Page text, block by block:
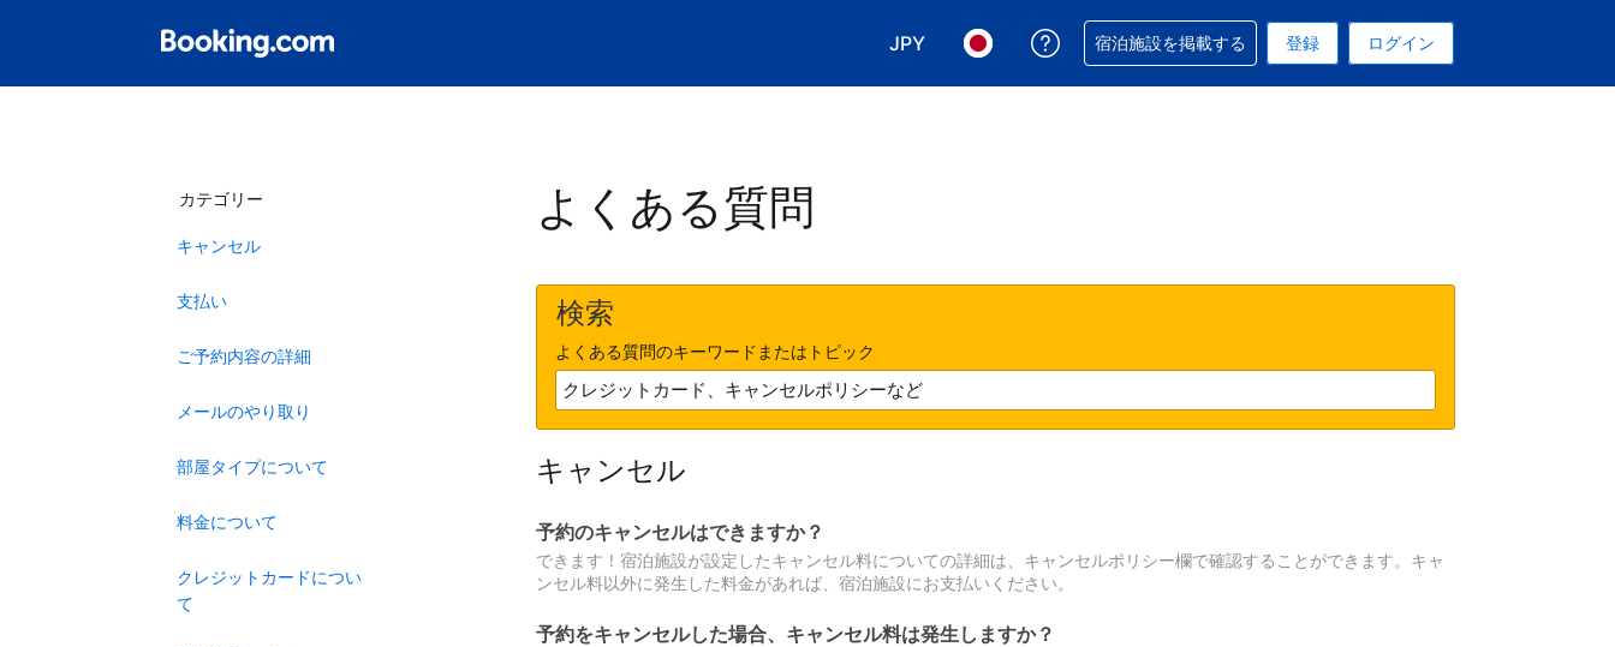
JPY
表示通貨を選択. 現在選択中の表示通貨は円です
言語を選択. 現在選択中の言語は日本語です
予約に関するサポートを受けられます
宿泊施設を掲載する 登録 ログイン
カテゴリー
キャンセル
支払い
ご予約内容の詳細
メールのやり取り
部屋タイプについて
料金について
クレジットカードについ
て
よくある質問
検索
よくある質問のキーワードまたはトピック
キャンセル
予約のキャンセルはできますか？
できます！宿泊施設が設定したキャンセル料についての詳細は、キャンセルポリシー欄で確認することができます。キャ
ンセル料以外に発生した料金があれば、宿泊施設にお支払いください。
予約をキャンセルした場合、キャンセル料は発生しますか？